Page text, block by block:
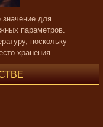
для
параметров.
поскольку
хранения.